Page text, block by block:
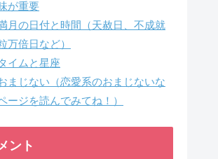
が重要
月の日付と時間（天赦日、不成就
万倍日など）
イムと星座
まじない（恋愛系のおまじないな
ージを読んでみてね！）
ント